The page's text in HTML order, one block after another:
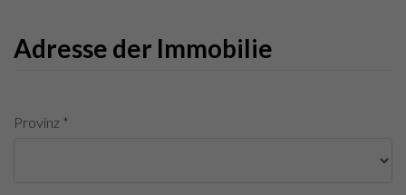
Adresse der Immobilie
Provinz *